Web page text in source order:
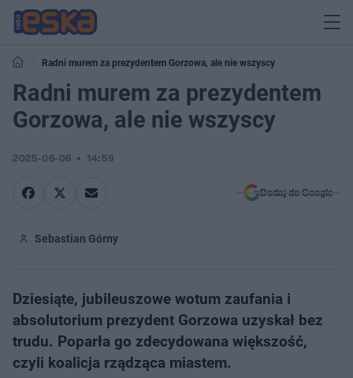
Radni murem za prezydentem Gorzowa, ale nie wszyscy
Radni murem za prezydentem
Gorzowa, ale nie wszyscy
2025-06-06 14:59
Dodaj do Google
Sebastian Górny
Dziesiąte, jubileuszowe wotum zaufania i
absolutorium prezydent Gorzowa uzyskał bez
trudu. Poparła go zdecydowana większość,
czyli koalicja rządząca miastem.